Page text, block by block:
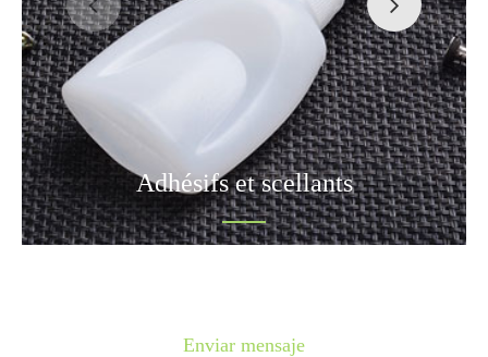
Adhésifs et scellants
Enviar mensaje